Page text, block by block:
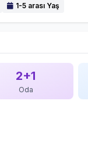
1-5 arası Yaş
2+1
Oda